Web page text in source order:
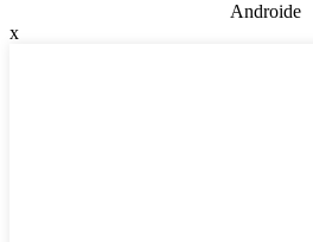
Androide
x